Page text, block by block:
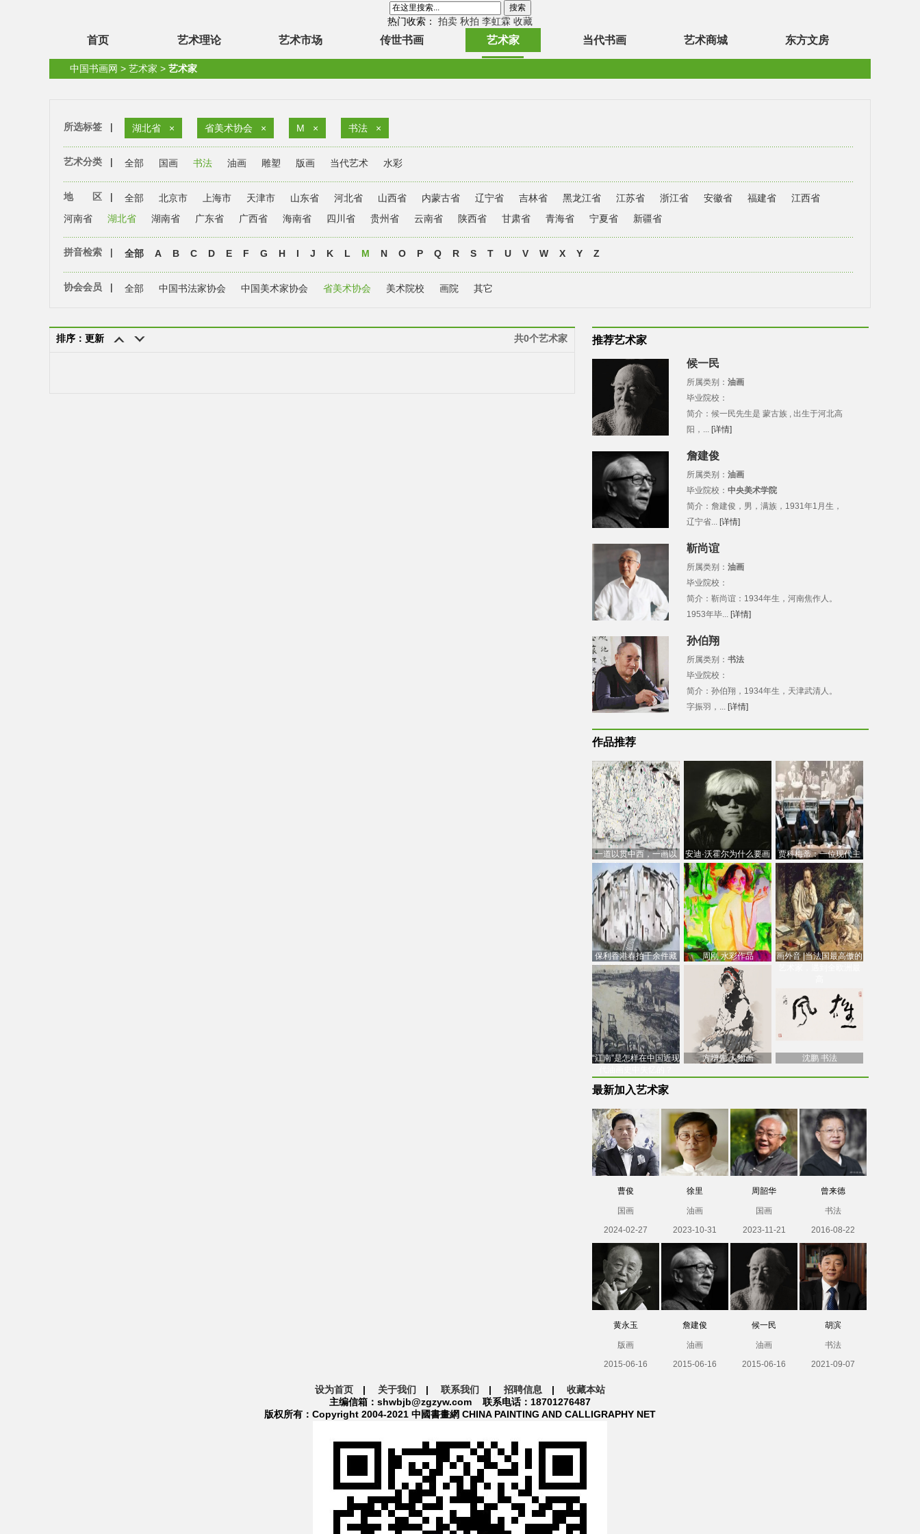
热门收索： 拍卖 秋拍 李虹霖 收藏
首页 艺术理论 艺术市场 传世书画 艺术家 当代书画 艺术商城 东方文房
中国书画网 > 艺术家 > 艺术家
所选标签 | 湖北省 × 省美术协会 × M × 书法 ×
艺术分类 | 全部 国画 书法 油画 雕塑 版画 当代艺术 水彩
地 区 | 全部 北京市 上海市 天津市 山东省 河北省 山西省 内蒙古省 辽宁省 吉林省 黑龙江省 江苏省 浙江省 安徽省 福建省
江西省
河南省
湖北省 湖南省 广东省 广西省 海南省 四川省 贵州省 云南省 陕西省 甘肃省 青海省 宁夏省 新疆省
拼音检索 | 全部 A B C D E F G H I J K L M N O P Q R S T U V W X Y Z
协会会员 | 全部 中国书法家协会 中国美术家协会 省美术协会 美术院校 画院 其它
排序：更新 共0个艺术家 推荐艺术家
候一民
所属类别： 油画
毕业院校：
简介：候一民先生是 蒙古族 , 出生于河北高
阳，... [详情]
詹建俊
所属类别： 油画
毕业院校： 中央美术学院
简介：詹建俊，男，满族，1931年1月生，
辽宁省... [详情]
靳尚谊
所属类别： 油画
毕业院校：
简介：靳尚谊：1934年生，河南焦作人。
1953年毕... [详情]
孙伯翔
所属类别： 书法
毕业院校：
简介：孙伯翔，1934年生，天津武清人。
字振羽，... [详情]
作品推荐
一道以贯中西，一画以
通古今：吴冠中的绘画
创
安迪·沃霍尔为什么要画
芭比
贾科梅蒂：一位现代主
义的“当代”艺术家
保利香港春拍千余件藏
品估价逾7亿港元，吴冠
中
周刚 水彩作品
画外音 |当法国最高傲的
“江南”是怎样在中国近现
方增先 人物画 沈鹏 书法
最新加入艺术家
曹俊
国画
2024-02-27
徐里
油画
2023-10-31
周韶华
国画
2023-11-21
曾来德
书法
2016-08-22
黄永玉
版画
2015-06-16
詹建俊
油画
2015-06-16
候一民
油画
2015-06-16
胡滨
书法
2021-09-07
设为首页 | 关于我们 | 联系我们 | 招聘信息 | 收藏本站
主编信箱：shwbjb@zgzyw.com 联系电话：18701276487
版权所有：Copyright 2004-2021 中國書畫網 CHINA PAINTING AND CALLIGRAPHY NET